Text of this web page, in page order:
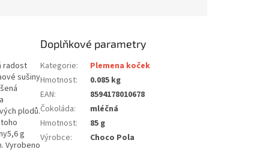
radost
sušiny
plodů.
g
Vyrobeno
Doplňkové parametry
Kategorie:
Plemena koček
Hmotnost:
0.085 kg
EAN:
8594178010678
Čokoláda:
mléčná
Hmotnost:
85 g
Výrobce: Choco Pola